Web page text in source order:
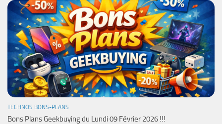
TECHNOS BONS-PLANS
Bons Plans Geekbuying du Lundi 09 Février 2026 !!!